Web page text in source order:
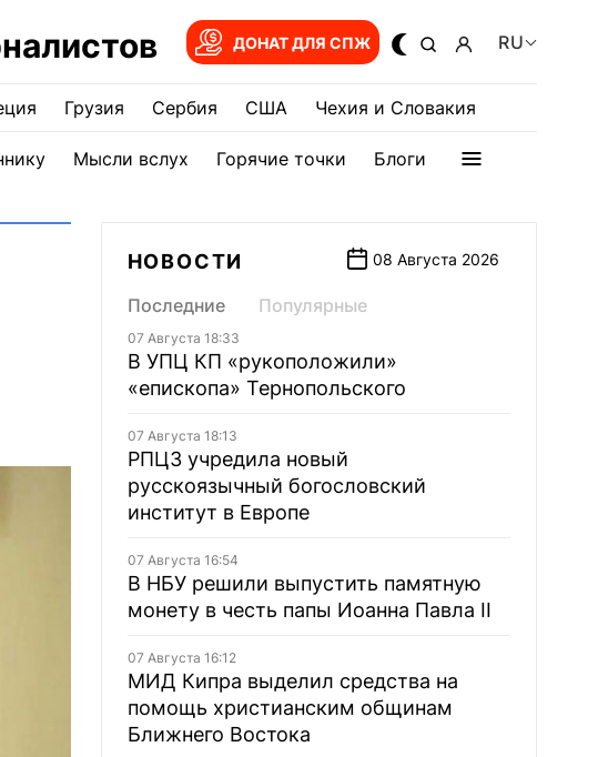
ДОНАТ ДЛЯ СПЖ RU
Грузия Сербия США Чехия и Словакия
Мысли вслух Горячие точки Блоги
НОВОСТИ 08 Августа 2026
Последние Популярные
07 Августа 18:33
В УПЦ КП «рукоположили»
«епископа» Тернопольского
07 Августа 18:13
РПЦЗ учредила новый
русскоязычный богословский
институт в Европе
07 Августа 16:54
В НБУ решили выпустить памятную
монету в честь папы Иоанна Павла II
07 Августа 16:12
МИД Кипра выделил средства на
помощь христианским общинам
Ближнего Востока